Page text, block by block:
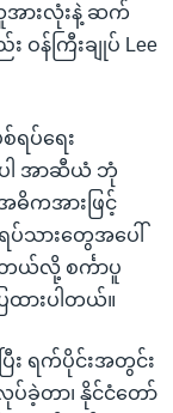
အားလုံးနဲ့ ဆက်
ကြီးချုပ် Lee
ရပ်ရေး
ါ အာဆီယံ ဘုံ
ကအားဖြင့်
သားတွေအပေါ်
ယ်လို့ စင်္ကာပူ
ထားပါတယ်။
ြီး ရက်ပိုင်းအတွင်း
တာ၊ နိုင်ငံတော်